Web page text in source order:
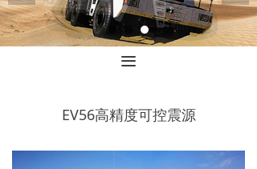
끀
EV56高精度可控震源